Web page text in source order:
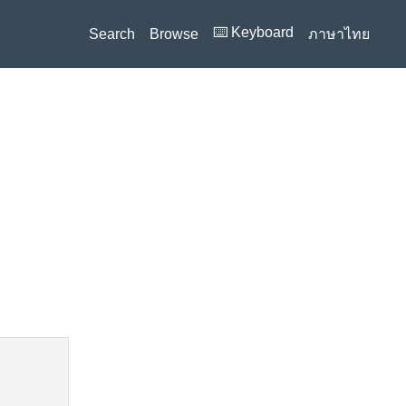
Search Browse ⌨️ Keyboard ภาษาไทย